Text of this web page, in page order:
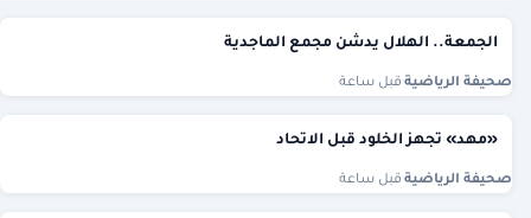
الجمعة.. الهلال يدشن مجمع الماجدية
صحيفة الرياضية قبل ساعة
«مهد» تجهز الخلود قبل الاتحاد
صحيفة الرياضية قبل ساعة